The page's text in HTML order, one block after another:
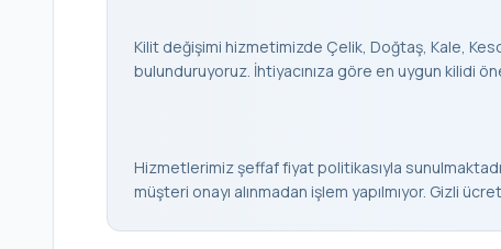
Kilit değişimi hizmetimizde Çelik, Doğtaş, Kale,
bulunduruyoruz. İhtiyacınıza göre en uygun kilidi
Hizmetlerimiz şeffaf fiyat politikasıyla
müşteri onayı alınmadan işlem yapılmıyor. Gizli